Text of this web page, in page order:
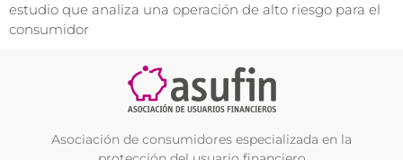
estudio que analiza una operación de alto riesgo para el
consumidor
Asociación de consumidores especializada en la